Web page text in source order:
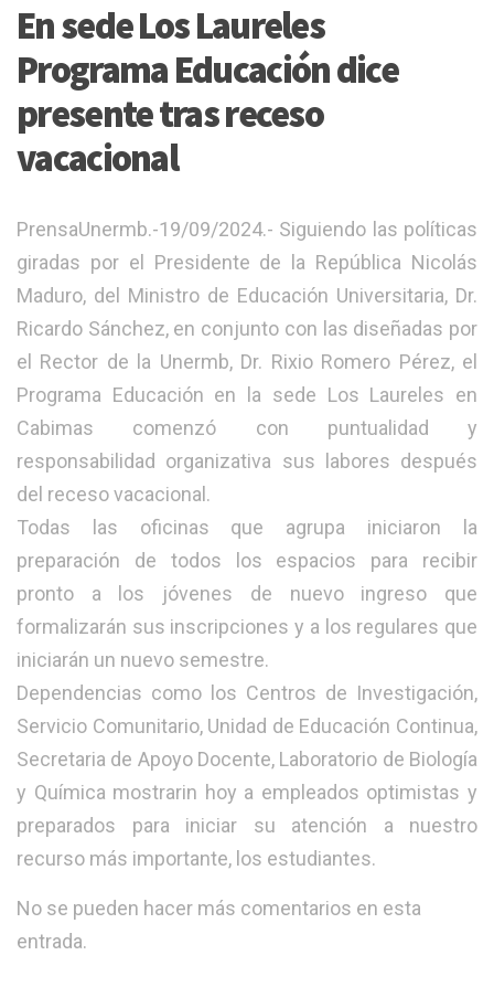
En sede Los Laureles
Programa Educación dice
presente tras receso
vacacional
PrensaUnermb.-19/09/2024.- Siguiendo las políticas
giradas por el Presidente de la República Nicolás
Maduro, del Ministro de Educación Universitaria, Dr.
Ricardo Sánchez, en conjunto con las diseñadas por
el Rector de la Unermb, Dr. Rixio Romero Pérez, el
Programa Educación en la sede Los Laureles en
Cabimas comenzó con puntualidad y
responsabilidad organizativa sus labores después
del receso vacacional.
Todas las oficinas que agrupa iniciaron la
preparación de todos los espacios para recibir
pronto a los jóvenes de nuevo ingreso que
formalizarán sus inscripciones y a los regulares que
iniciarán un nuevo semestre.
Dependencias como los Centros de Investigación,
Servicio Comunitario, Unidad de Educación Continua,
Secretaria de Apoyo Docente, Laboratorio de Biología
y Química mostrarin hoy a empleados optimistas y
preparados para iniciar su atención a nuestro
recurso más importante, los estudiantes.
No se pueden hacer más comentarios en esta
entrada.